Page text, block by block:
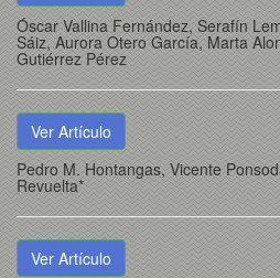
Óscar Vallina Fernández, Serafín
Sáiz, Aurora Otero García, Marta
Gutiérrez Pérez
Ver Artículo
Pedro M. Hontangas, Vicente
Revuelta*
Ver Artículo